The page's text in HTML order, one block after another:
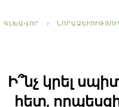
ԳԼԽԱՎՈՐ ՆՈՐԱՁԵՒՈՒԹՅՈՒՆ
Ի՞նչ կրել
հետ,